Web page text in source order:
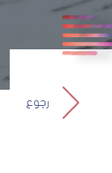
رجوع